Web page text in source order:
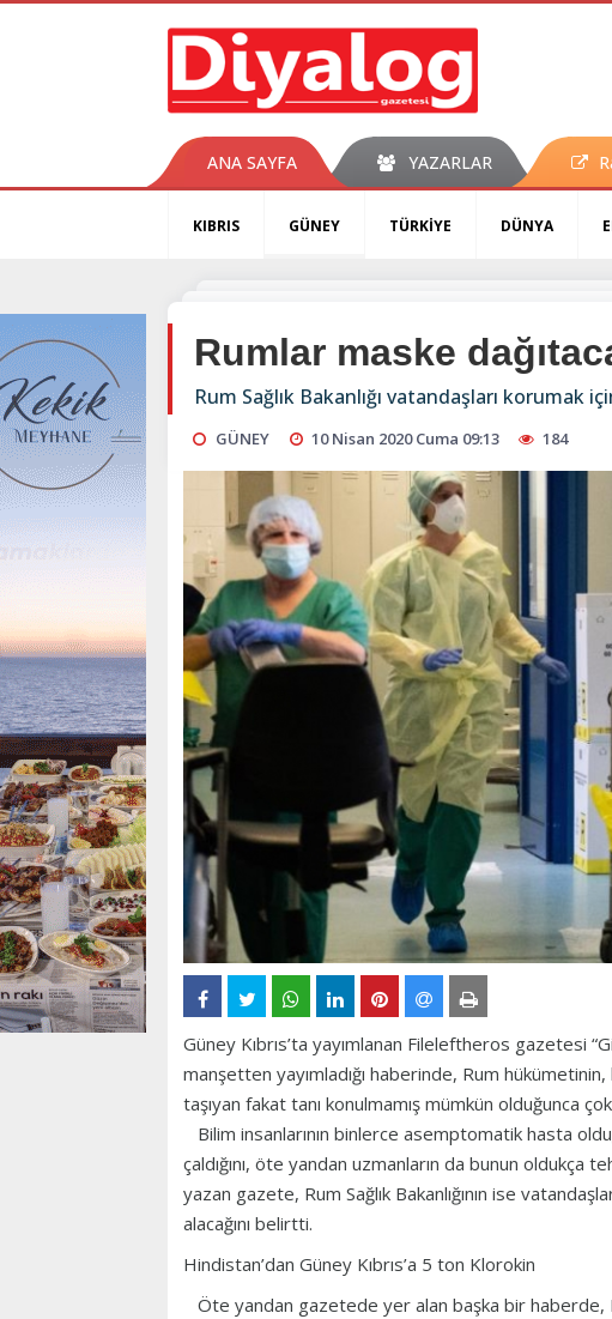
ANA SAYFA YAZARLAR
KIBRIS GÜNEY TÜRKİYE DÜNYA
Rumlar maske
Rum Sağlık Bakanlığı vatandaşları korumak
GÜNEY 10 Nisan 2020 Cuma 09:13 184
Güney Kıbrıs’ta yayımlanan Fileleftheros gazetesi
manşetten yayımladığı haberinde, Rum
taşıyan fakat tanı konulmamış mümkün olduğunca
Bilim insanlarının binlerce asemptomatik hasta
çaldığını, öte yandan uzmanların da bunun oldukça
yazan gazete, Rum Sağlık Bakanlığının ise
alacağını belirtti.
Hindistan’dan Güney Kıbrıs’a 5 ton Klorokin
Öte yandan gazetede yer alan başka bir haberde,